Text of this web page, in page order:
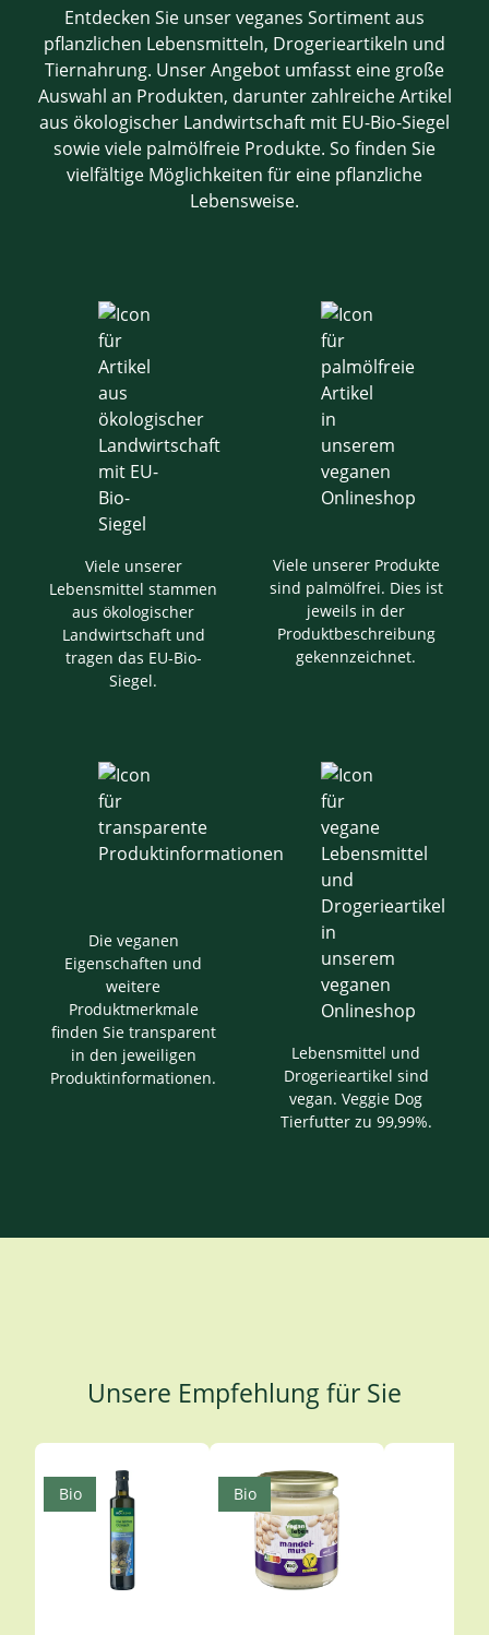
Entdecken Sie unser veganes Sortiment aus
pflanzlichen Lebensmitteln, Drogerieartikeln und
Tiernahrung. Unser Angebot umfasst eine große
Auswahl an Produkten, darunter zahlreiche Artikel
aus ökologischer Landwirtschaft mit EU-Bio-Siegel
sowie viele palmölfreie Produkte. So finden Sie
vielfältige Möglichkeiten für eine pflanzliche
Lebensweise.
Viele unserer
Lebensmittel stammen
aus ökologischer
Landwirtschaft und
tragen das EU-Bio-
Siegel.
Viele unserer Produkte
sind palmölfrei. Dies ist
jeweils in der
Produktbeschreibung
gekennzeichnet.
Die veganen
Eigenschaften und
weitere
Produktmerkmale
finden Sie transparent
in den jeweiligen
Produktinformationen.
Lebensmittel und
Drogerieartikel sind
vegan. Veggie Dog
Tierfutter zu 99,99%.
Unsere Empfehlung für Sie
Produktgalerie überspringen
Bio Bio